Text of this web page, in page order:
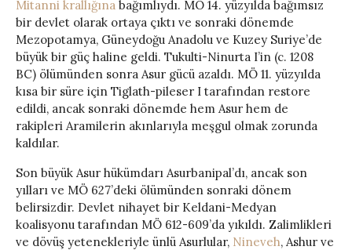
Mitanni krallığına bağımlıydı. MÖ 14. yüzyılda bağımsız
bir devlet olarak ortaya çıktı ve sonraki dönemde
Mezopotamya, Güneydoğu Anadolu ve Kuzey Suriye’de
büyük bir güç haline geldi. Tukulti-Ninurta I’in (c. 1208
BC) ölümünden sonra Asur gücü azaldı. MÖ 11. yüzyılda
kısa bir süre için Tiglath-pileser I tarafından restore
edildi, ancak sonraki dönemde hem Asur hem de
rakipleri Aramilerin akınlarıyla meşgul olmak zorunda
kaldılar.
Son büyük Asur hükümdarı Asurbanipal’dı, ancak son
yılları ve MÖ 627’deki ölümünden sonraki dönem
belirsizdir. Devlet nihayet bir Keldani-Medyan
koalisyonu tarafından MÖ 612-609’da yıkıldı. Zalimlikleri
ve dövüş yetenekleriyle ünlü Asurlular, Nineveh, Ashur ve